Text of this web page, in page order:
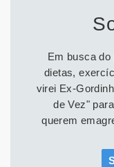
Em busca
dietas,
virei Ex-
de Vez"
querem